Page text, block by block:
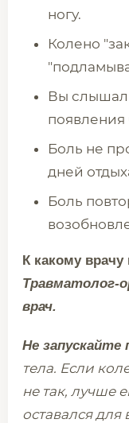
ногу.
Колено
Вы
появления
Боль не
дней
Боль
К какому врачу
Травматолог-
врач.
Не запускайте
тела. Если
не так, лучше
оставался для